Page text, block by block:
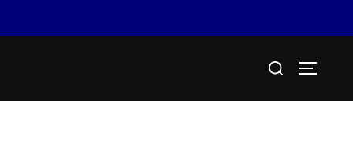
Buscar: